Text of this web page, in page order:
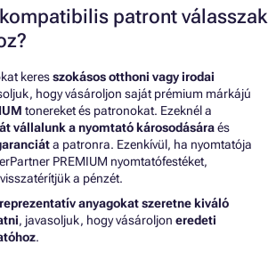
patront válasszak
keresszokásos otthoni vagy irodai
hogy vásároljon saját prémium márkájú
tonereket és patronokat. Ezeknél a
vállalunk a nyomtató károsodásáraés
a patronra. Ezenkívül, ha nyomtatója
PREMIUM nyomtatófestéket,
a pénzét.
reprezentatív anyagokat szeretne kiváló
, javasoljuk, hogy vásároljon eredeti
.